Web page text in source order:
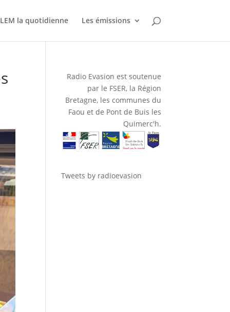
LEM la quotidienne Les émissions
Radio Evasion est soutenue
par le FSER, la Région
Bretagne, les communes du
Faou et de Pont de Buis les
Quimerc'h.
Tweets by radioevasion